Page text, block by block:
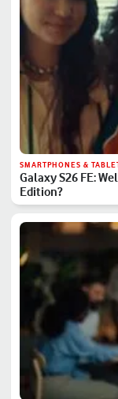
SMARTPHONES &
Galaxy S26 FE:
Edition?